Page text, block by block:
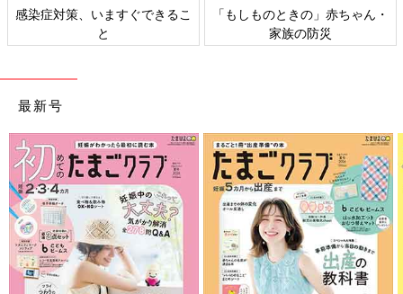
感染症対策、いますぐできるこ
と
「もしものときの」赤ちゃん・
家族の防災
最新号